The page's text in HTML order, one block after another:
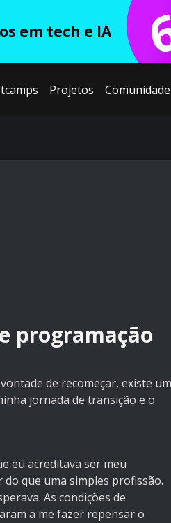
em tech e IA
Projetos Comunidade
programação
de recomeçar, existe um
jornada de transição e o
eu acreditava ser meu
que uma simples profissão.
As condições de
a me fazer repensar o